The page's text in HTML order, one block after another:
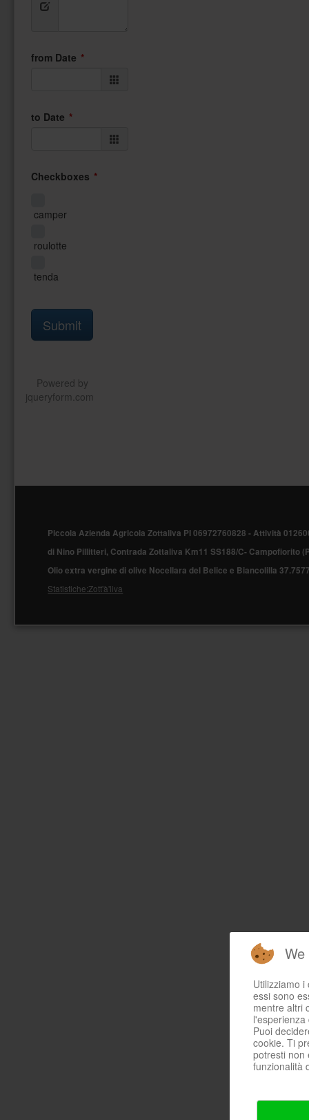
pagina
Piccola Azienda Agricola Zottaliva PI 06972760828 -Attività
di Nino Pillitteri, Contrada Zottaliva Km11 SS188/C- Campofiorito
Olio extra vergine di olive Nocellara del Belice e Biancolilla
Statistiche:Zott'à'liva
Utilizziamo
essi sono
mentre altri
Puoi
cookie. Ti
potresti non
funzionalità